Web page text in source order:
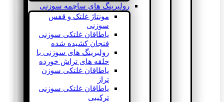
رولبرینگ های ساچمه سوزنی
مونتاژ غلتک و قفس
سوزنی
یاطاقان غلتکی سوزنی
فنجان کشیده شده
رولبرینگ های سوزنی با
حلقه های تراش خورده
یاطاقان غلتکی سوزن
تراز
یاطاقان غلتکی سوزنی
ترکیبی